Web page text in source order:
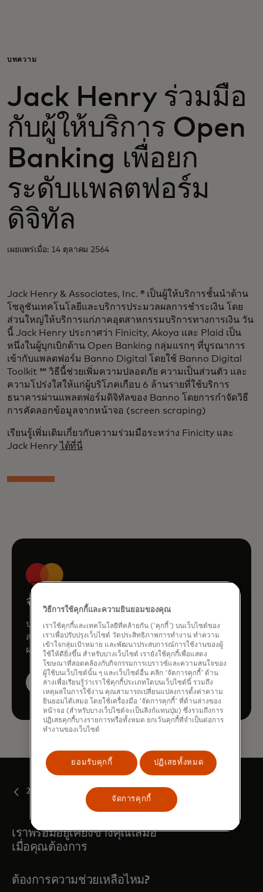
สำหรับธุรกิจ
เพื่อโลก
สำหรับผู้สร้างนวัตกรรม
ข่าวสารและแนวโน้ม
บทความ
Jack Henry ร่วมมือ
กับผู้ให้บริการ Open
Banking เพื่อยก
ระดับแพลตฟอร์ม
ดิจิทัล
เผยแพร่เมื่อ: 14 ตุลาคม 2564
Jack Henry & Associates, Inc. ® เป็นผู้ให้บริการชั้นนำด้าน
โซลูชันเทคโนโลยีและบริการประมวลผลการชำระเงิน โดย
ส่วนใหญ่ให้บริการแก่ภาคอุตสาหกรรมบริการทางการเงิน วัน
นี้ Jack Henry ประกาศว่า Finicity, Akoya และ Plaid เป็น
หนึ่งในผู้บุกเบิกด้าน Open Banking กลุ่มแรกๆ ที่บูรณาการ
เข้ากับแพลตฟอร์ม Banno Digital โดยใช้ Banno Digital
Toolkit ℠ วิธีนี้ช่วยเพิ่มความปลอดภัย ความเป็นส่วนตัว และ
ความโปร่งใสให้แก่ผู้บริโภคเกือบ 6 ล้านรายที่ใช้บริการ
ธนาคารผ่านแพลตฟอร์มดิจิทัลของ Banno โดยการกำจัดวิธี
การคัดลอกข้อมูลจากหน้าจอ (screen scraping)
เรียนรู้เพิ่มเติมเกี่ยวกับความร่วมมือระหว่าง Finicity และ
Jack Henry ได้ที่นี่
จองการสาธิต
ปรึกษาทีมงานของเราเพื่อเรียนรู้ว่า Mastercard
สามารถช่วยยกระดับธุรกิจของคุณได้อย่างไร ผ่าน
ผลิตภัณฑ์และบริการของเรา
จองการสาธิต
2021
เราพร้อมอยู่เคียงข้างคุณเสมอ
เมื่อคุณต้องการ
ต้องการความช่วยเหลือไหม?
วิธีการใช้คุกกี้และความยินยอมของคุณ
เราใช้คุกกี้และเทคโนโลยีที่คล้ายกัน ('คุกกี้') บนเว็บไซต์ของ
เราเพื่อปรับปรุงเว็บไซต์ วัดประสิทธิภาพการทำงาน ทำความ
เข้าใจกลุ่มเป้าหมาย และพัฒนาประสบการณ์การใช้งานของผู้
ใช้ให้ดียิ่งขึ้น สำหรับบางเว็บไซต์ เรายังใช้คุกกี้เพื่อแสดง
โฆษณาที่สอดคล้องกับกิจกรรมการเบราวซ์และความสนใจของ
ผู้ใช้บนเว็บไซต์นั้น ๆ และเว็บไซต์อื่น คลิก 'จัดการคุกกี้' ด้าน
ล่างเพื่อเรียนรู้ว่าเราใช้คุกกี้ประเภทใดบนเว็บไซต์นี้ รวมถึง
เหตุผลในการใช้งาน คุณสามารถเปลี่ยนแปลงการตั้งค่าความ
ยินยอมได้เสมอ โดยใช้เครื่องมือ 'จัดการคุกกี้' ที่ด้านล่างของ
หน้าจอ (สำหรับบางเว็บไซต์จะเป็นลิงก์แทนปุ่ม) ซึ่งรวมถึงการ
ปฏิเสธคุกกี้บางรายการหรือทั้งหมด ยกเว้นคุกกี้ที่จำเป็นต่อการ
ทำงานของเว็บไซต์
ยอมรับคุกกี้ ปฏิเสธทั้งหมด
จัดการคุกกี้